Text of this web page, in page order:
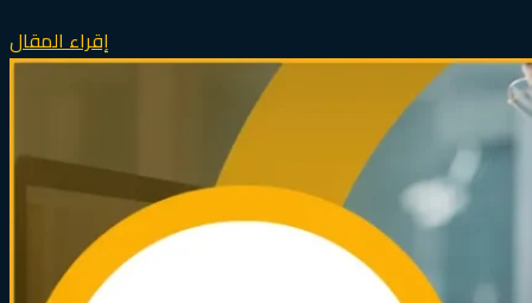
إقراء المقال